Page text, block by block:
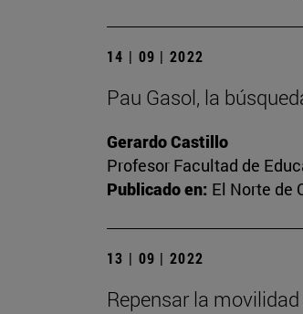
14 | 09 | 2022
Pau Gasol, la
Gerardo Castillo
Profesor Facultad de
Publicado en: El Norte de
13 | 09 | 2022
Repensar la